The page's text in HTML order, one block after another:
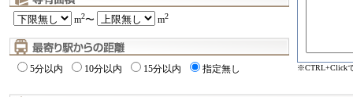
m2〜 m2
5分以内 10分以内 15分以内 指定無し ※CTRL+Click